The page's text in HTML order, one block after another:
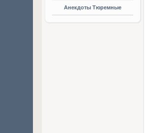
Анекдоты Тюремные